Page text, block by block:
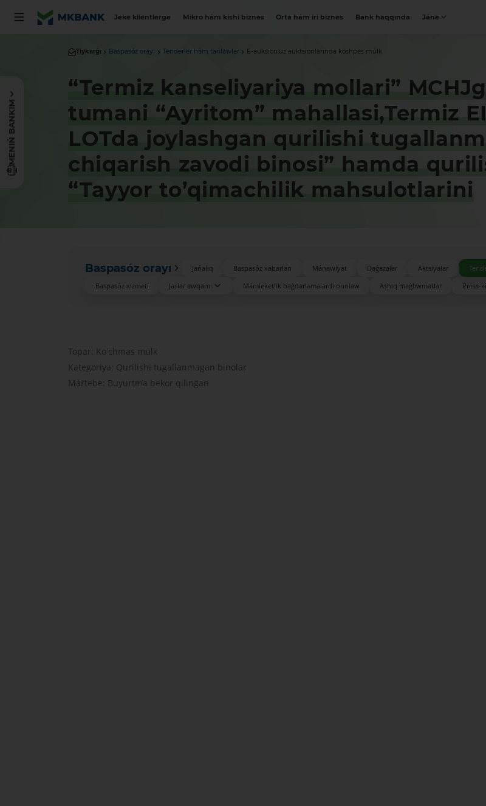
Jeke klientlerge Mikro hám kishi biznes Orta hám iri biznes Bank haqqında Jáne
MENIŃ BANKIM
Tiykarǵı Baspasóz orayı Tenderler hám tańlawlar E-auksion.uz auktsionlarında kóshpes múlk
“Termiz kanseliyariya mollari”
tumani “Ayritom” mahallasi,Termiz
LOTda joylashgan qurilishi
chiqarish zavodi binosi” hamda
“Tayyor to’qimachilik mahsulotlarini
Baspasóz orayı Jańalıq Baspasóz xabarları Mánawiyat Daǵazalar Aktsiyalar
Baspasóz xızmeti
Jaslar awqamı Mámleketlik baǵdarlamalardı orınlaw Ashıq maǵlıwmatlar Press-
Topar: Koʻchmas mulk
Kategoriya: Qurilishi tugallanmagan binolar
Mártebe: Buyurtma bekor qilingan